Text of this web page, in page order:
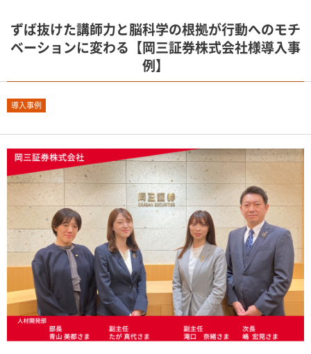
ずば抜けた講師力と脳科学の根拠が行動へのモチ
ベーションに変わる【岡三証券株式会社様導入事
例】
導入事例